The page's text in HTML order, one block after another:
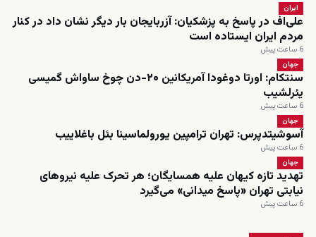
ایران
علی‌اف در پاسخ به پزشکیان: آزربایجان بار دیگر نشان داد در کنار
مردم ایران ایستاده است
6 ساعت پیش
جهان
سنتکام: اورتا دوغودا آمریکانین ۲۰-دن چوخ ساواش گمیسی
یئرلشیب
6 ساعت پیش
جهان
آسوشیتدپرس: تهران ترامپین یورولماسینا بئل باغلاییب
6 ساعت پیش
جهان
تهدید تازه کیهان علیه همسایگان؛ هر تحرک علیه نیروهای
نیابتی تهران «پاسخ میدانی» می‌گیرد
6 ساعت پیش